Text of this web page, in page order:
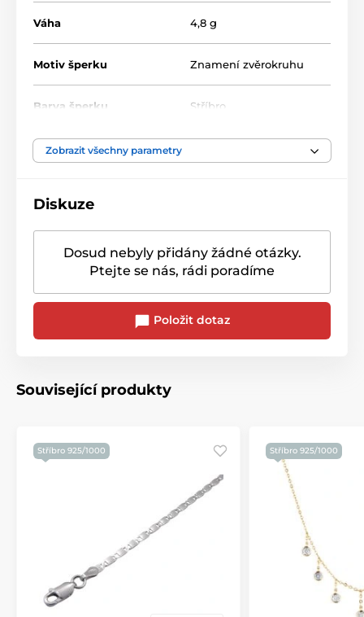
Váha 4,8 g
Motiv šperku Znamení zvěrokruhu
Barva šperku Stříbro
Zobrazit všechny parametry
Diskuze
Dosud nebyly přidány žádné otázky.
Ptejte se nás, rádi poradíme
Položit dotaz
Související produkty
Stříbro 925/1000 Stříbro 925/1000